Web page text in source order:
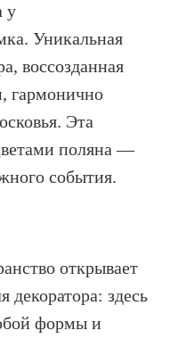
у
Уникальная
воссозданная
гармонично
Эта
поляна —
события.
открывает
здесь
формы и